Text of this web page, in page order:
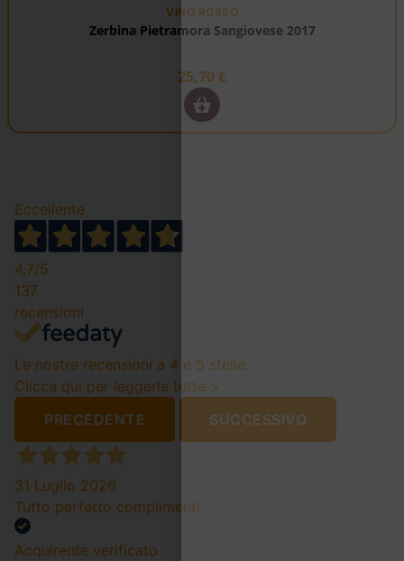
VINO ROSSO
Zerbina Pietramora Sangiovese 2017
25,70 €
Eccellente
4,7/5
137
recensioni
Le nostre recensioni a 4 e 5 stelle.
Clicca qui per leggerle tutte >
PRECEDENTE
SUCCESSIVO
31 Luglio 2026
Tutto perfetto complimenti
Acquirente verificato